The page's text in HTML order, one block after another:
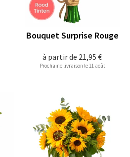
à partir de 21,95 €
Bouquet Surprise Rouge
Prochaine livraison le 11 août